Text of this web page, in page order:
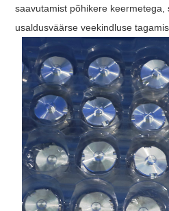
saavutamist põhikere keermetega,
usaldusväärse veekindluse